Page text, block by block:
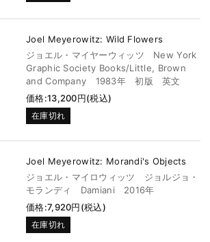
Joel Meyerowitz: Wild Flowers
ジョエル・マイヤーウィッツ New York
Graphic Society Books/Little, Brown
and Company 1983年 初版 英文
価格:13,200円(税込)
在庫切れ
Joel Meyerowitz: Morandi's Objects
ジョエル・マイロウィッツ ジョルジョ・
モランディ Damiani 2016年
価格:7,920円(税込)
在庫切れ